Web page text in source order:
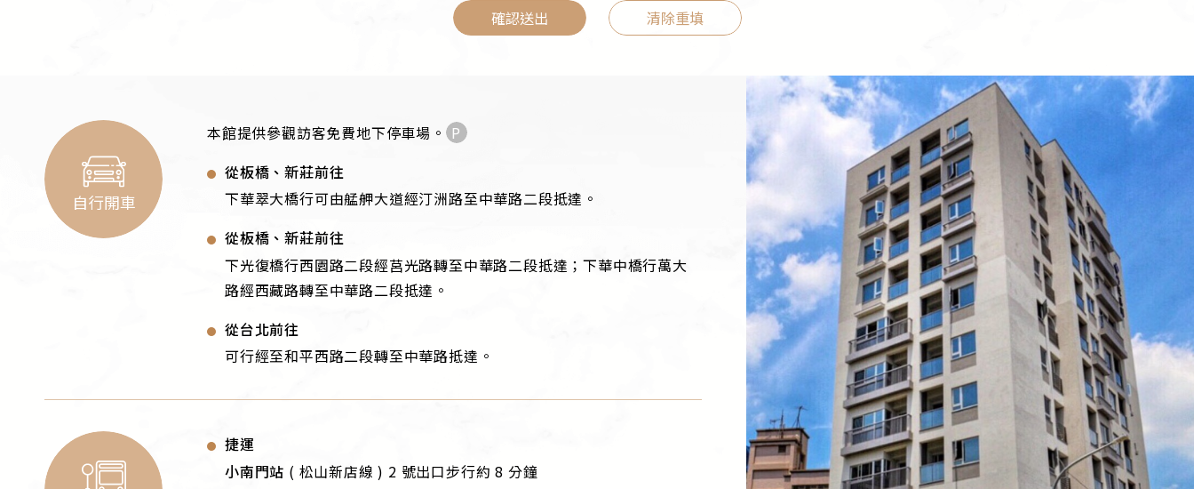
確認送出 清除重填
自行開車
本館提供參觀訪客免費地下停車場。 P
從板橋、新莊前往
下華翠大橋行可由艋舺大道經汀洲路至中華路二段抵達。
從板橋、新莊前往
下光復橋行西園路二段經莒光路轉至中華路二段抵達；下華中橋行萬大
路經西藏路轉至中華路二段抵達。
從台北前往
可行經至和平西路二段轉至中華路抵達。
捷運
小南門站 ( 松山新店線 ) 2 號出口步行約 8 分鐘